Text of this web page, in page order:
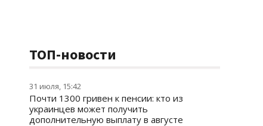
ТОП-новости
31 июля, 15:42
Почти 1300 гривен к пенсии: кто из
украинцев может получить
дополнительную выплату в августе